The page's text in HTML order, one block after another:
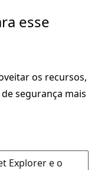
esse
os recursos,
segurança mais
Explorer e o